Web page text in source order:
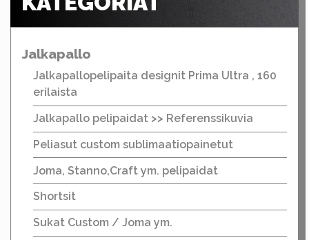
Jalkapallo
Jalkapallopelipaita designit Prima Ultra , 160
erilaista
Jalkapallo pelipaidat >> Referenssikuvia
Peliasut custom sublimaatiopainetut
Joma, Stanno,Craft ym. pelipaidat
Shortsit
Sukat Custom / Joma ym.